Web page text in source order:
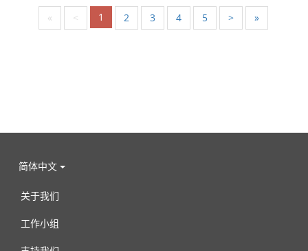
« < 1 2 3 4 5 > »
简体中文
关于我们
工作小组